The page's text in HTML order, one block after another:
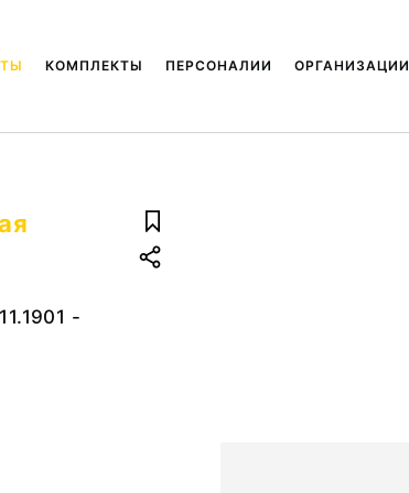
КОМПЛЕКТЫ ПЕРСОНАЛИИ ОРГАНИЗАЦИИ
-